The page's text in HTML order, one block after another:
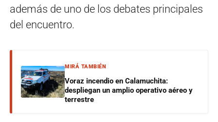
además de uno de los debates principales
del encuentro.
MIRÁ TAMBIÉN
Voraz incendio en Calamuchita:
despliegan un amplio operativo aéreo y
terrestre